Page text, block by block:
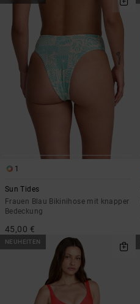
1
Sun Tides
Frauen Blau Bikinihose mit knapper
Bedeckung
45,00 €
NEUHEITEN